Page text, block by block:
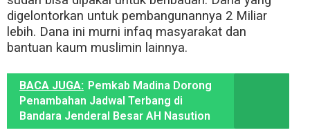
digelontorkan untuk pembangunannya 2 Miliar
lebih. Dana ini murni infaq masyarakat dan
bantuan kaum muslimin lainnya.
BACA JUGA: Pemkab Madina Dorong
Penambahan Jadwal Terbang di
Bandara Jenderal Besar AH Nasution